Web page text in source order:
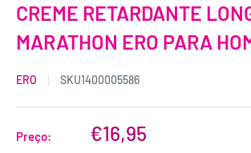
CREME RETARDANTE
MARATHON ERO PARA
ERO SKU1400005586
Preço: €16,95